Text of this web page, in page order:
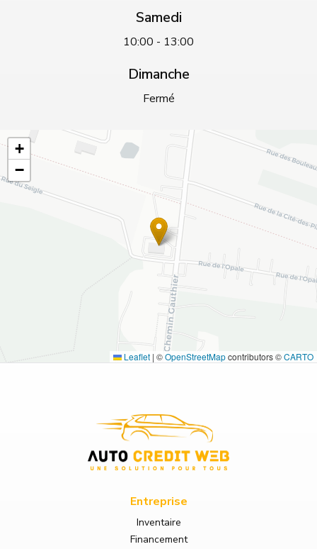
Samedi
10:00 - 13:00
Dimanche
Fermé
+
−
Leaflet | ©OpenStreetMapcontributors ©CARTO
Entreprise
Inventaire
Financement